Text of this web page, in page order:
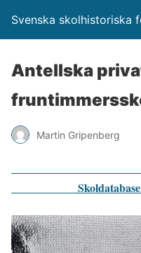
Svenska skolhistoriska
Antellska
Martin Gripenberg